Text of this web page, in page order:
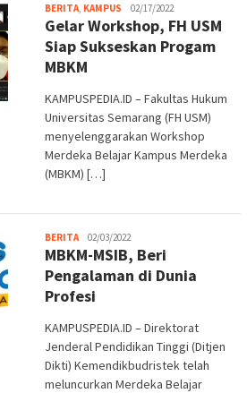
BERITA, KAMPUS admin
02/17/2022
Gelar Workshop, FH USM
Siap Sukseskan Progam
MBKM
KAMPUSPEDIA.ID – Fakultas Hukum
Universitas Semarang (FH USM)
menyelenggarakan Workshop
Merdeka Belajar Kampus Merdeka
(MBKM) […]
BERITAMelani
02/03/2022
MBKM-MSIB, Beri
Pengalaman di Dunia
Profesi
KAMPUSPEDIA.ID – Direktorat
Jenderal Pendidikan Tinggi (Ditjen
Dikti) Kemendikbudristek telah
meluncurkan Merdeka Belajar